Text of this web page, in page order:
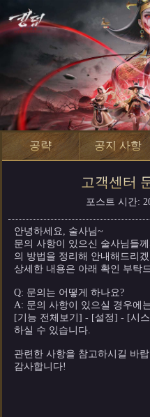
공략 공지 사항
고객센터
포스트 시간:
안녕하세요, 술사님~
문의 사항이 있으신 술사님들
의 방법을 정리해 안내해드리
상세한 내용은 아래 확인 부탁
Q: 문의는 어떻게 하나요?
A: 문의 사항이 있으실 경우에
[기능 전체보기] - [설정] - [시
하실 수 있습니다.
관련한 사항을 참고하시길 바
감사합니다!